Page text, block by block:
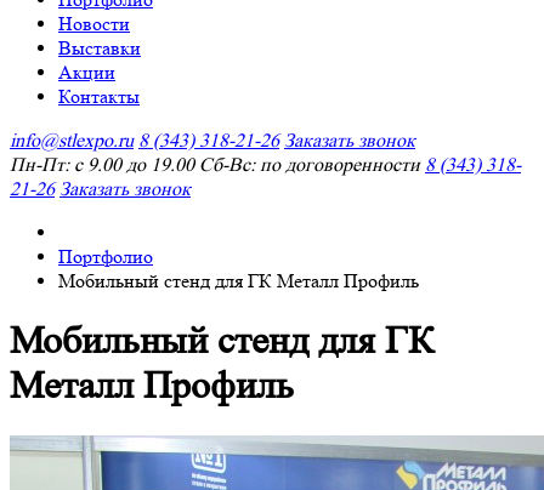
Новости
Выставки
Акции
Контакты
info@stlexpo.ru 8 (343) 318-21-26 Заказать звонок
Пн-Пт: с 9.00 до 19.00 Сб-Вс: по договоренности 8 (343) 318-
21-26 Заказать звонок
Портфолио
Мобильный стенд для ГК Металл Профиль
Мобильный стенд для ГК
Металл Профиль